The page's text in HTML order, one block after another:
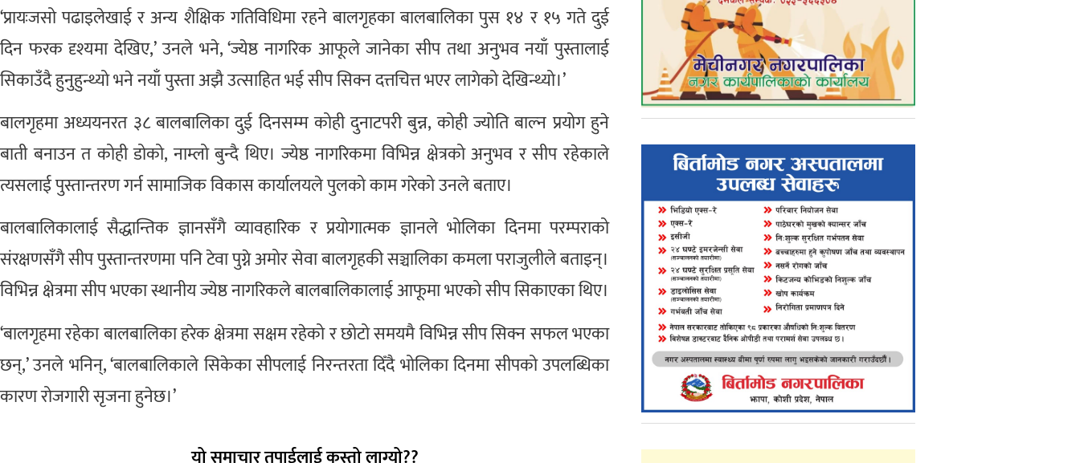
‘प्रायःजसो पढाइलेखाई र अन्य शैक्षिक गतिविधिमा रहने बालगृहका बालबालिका पुस १४ र १५ गते दुई
दिन फरक दृश्यमा देखिए,’ उनले भने, ‘ज्येष्ठ नागरिक आफूले जानेका सीप तथा अनुभव नयाँ पुस्तालाई
सिकाउँदै हुनुहुन्थ्यो भने नयाँ पुस्ता अझै उत्साहित भई सीप सिक्न दत्तचित्त भएर लागेको देखिन्थ्यो।’
बालगृहमा अध्ययनरत ३८ बालबालिका दुई दिनसम्म कोही दुनाटपरी बुन्न, कोही ज्योति बाल्न प्रयोग हुने
बाती बनाउन त कोही डोको, नाम्लो बुन्दै थिए। ज्येष्ठ नागरिकमा विभिन्न क्षेत्रको अनुभव र सीप रहेकाले
त्यसलाई पुस्तान्तरण गर्न सामाजिक विकास कार्यालयले पुलको काम गरेको उनले बताए।
बालबालिकालाई सैद्धान्तिक ज्ञानसँगै व्यावहारिक र प्रयोगात्मक ज्ञानले भोलिका दिनमा परम्पराको
संरक्षणसँगै सीप पुस्तान्तरणमा पनि टेवा पुग्ने अमोर सेवा बालगृहकी सञ्चालिका कमला पराजुलीले बताइन्।
विभिन्न क्षेत्रमा सीप भएका स्थानीय ज्येष्ठ नागरिकले बालबालिकालाई आफूमा भएको सीप सिकाएका थिए।
‘बालगृहमा रहेका बालबालिका हरेक क्षेत्रमा सक्षम रहेको र छोटो समयमै विभिन्न सीप सिक्न सफल भएका
छन्,’ उनले भनिन्, ‘बालबालिकाले सिकेका सीपलाई निरन्तरता दिँदै भोलिका दिनमा सीपको उपलब्धिका
कारण रोजगारी सृजना हुनेछ।’